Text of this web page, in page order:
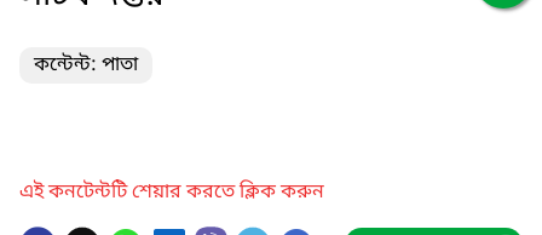
কন্টেন্ট: পাতা
এই কনটেন্টটি শেয়ার করতে ক্লিক করুন